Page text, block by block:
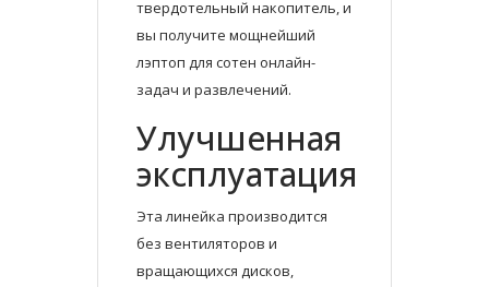
твердотельный накопитель, и
вы получите мощнейший
лэптоп для сотен онлайн-
задач и развлечений.
Улучшенная
эксплуатация
Эта линейка производится
без вентиляторов и
вращающихся дисков,